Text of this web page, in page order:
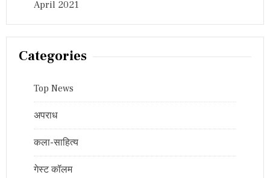
April 2021
Categories
Top News
अपराध
कला-साहित्य
गेस्ट कॉलम